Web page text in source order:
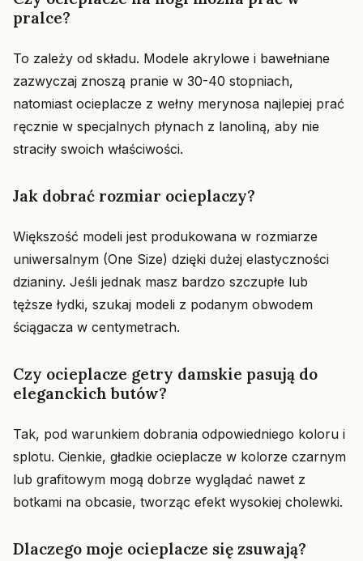
pralce?
To zależy od składu. Modele akrylowe i bawełniane
zazwyczaj znoszą pranie w 30-40 stopniach,
natomiast ocieplacze z wełny merynosa najlepiej prać
ręcznie w specjalnych płynach z lanoliną, aby nie
straciły swoich właściwości.
Jak dobrać rozmiar ocieplaczy?
Większość modeli jest produkowana w rozmiarze
uniwersalnym (One Size) dzięki dużej elastyczności
dzianiny. Jeśli jednak masz bardzo szczupłe lub
tęższe łydki, szukaj modeli z podanym obwodem
ściągacza w centymetrach.
Czy ocieplacze getry damskie pasują do
eleganckich butów?
Tak, pod warunkiem dobrania odpowiedniego koloru i
splotu. Cienkie, gładkie ocieplacze w kolorze czarnym
lub grafitowym mogą dobrze wyglądać nawet z
botkami na obcasie, tworząc efekt wysokiej cholewki.
Dlaczego moje ocieplacze się zsuwają?